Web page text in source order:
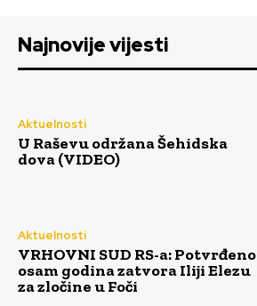
Najnovije vijesti
Aktuelnosti
U Raševu održana Šehidska
dova (VIDEO)
Aktuelnosti
VRHOVNI SUD RS-a: Potvrđeno
osam godina zatvora Iliji Elezu
za zločine u Foči